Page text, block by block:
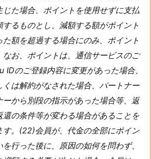
じた場合、ポイントを使用せずに支払
するものとし、減額する額がポイント
額を超過する場合にのみ、ポイント
なお、ポイントは、通信サービスのご
IDのご登録内容に変更があった場合、
くは解約がなされた場合、パートナー
ーから別段の指示があった場合等、返
還の条件等が変わる場合があることを
す。(22)会員が、代金の全部にポイン
を行った後に、原因の如何を問わず、